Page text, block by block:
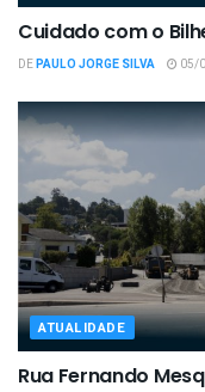
Cuidado com o
DEPAULO JORGE SILVA 05/
ATUALIDADE
Rua Fernando